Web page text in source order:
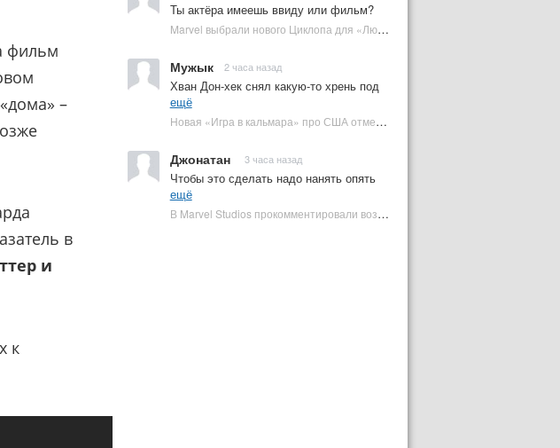
Ты актёра имеешь ввиду или фильм?
Marvel выбрали нового Циклопа для «Людей Икс» | Plugged In Ru
Мужык 2 часа назад
Хван Дон-хек снял какую-то хрень под
ещё
Новая «Игра в кальмара» про США отменена | Plugged In Ru
Джонатан 3 часа назад
Чтобы это сделать надо нанять опять
ещё
В Marvel Studios прокомментировали возвращение Канга на экраны | Plugged In Ru
фильм
–
в
и
к